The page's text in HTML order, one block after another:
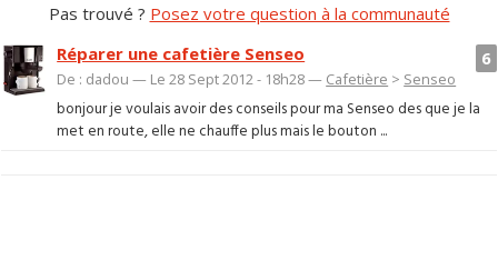
Pas trouvé ? Posez votre question à la communauté
6
Réparer une cafetière Senseo
De : dadou — Le 28 Sept 2012 - 18h28 — Cafetière > Senseo
bonjour je voulais avoir des conseils pour ma Senseo des que je la
met en route, elle ne chauffe plus mais le bouton ...